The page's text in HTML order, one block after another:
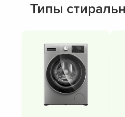
Типы